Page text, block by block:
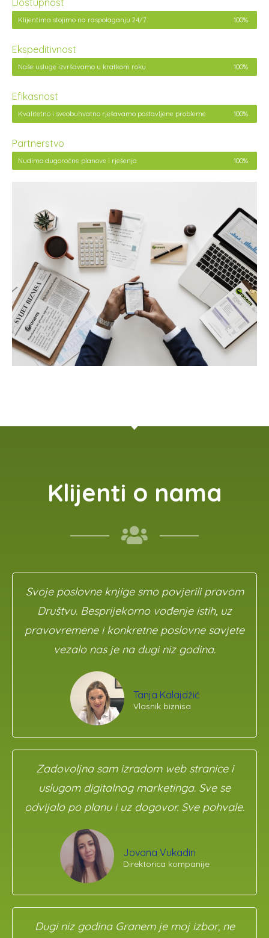
Dostupnost
Klijentima stojimo na raspolaganju 24/7 100%
Ekspeditivnost
Naše usluge izvršavamo u kratkom roku 100%
Efikasnost
Kvalitetno i sveobuhvatno rješavamo postavljene probleme 100%
Partnerstvo
Nudimo dugoročne planove i rješenja 100%
Klijenti o nama
Svoje poslovne knjige smo povjerili pravom
Društvu. Besprijekorno vođenje istih, uz
pravovremene i konkretne poslovne savjete
vezalo nas je na dugi niz godina.
Tanja Kalajdžić
Vlasnik biznisa
Zadovoljna sam izradom web stranice i
uslugom digitalnog marketinga. Sve se
odvijalo po planu i uz dogovor. Sve pohvale.
Jovana Vukadin
Direktorica kompanije
Dugi niz godina Granem je moj izbor, ne